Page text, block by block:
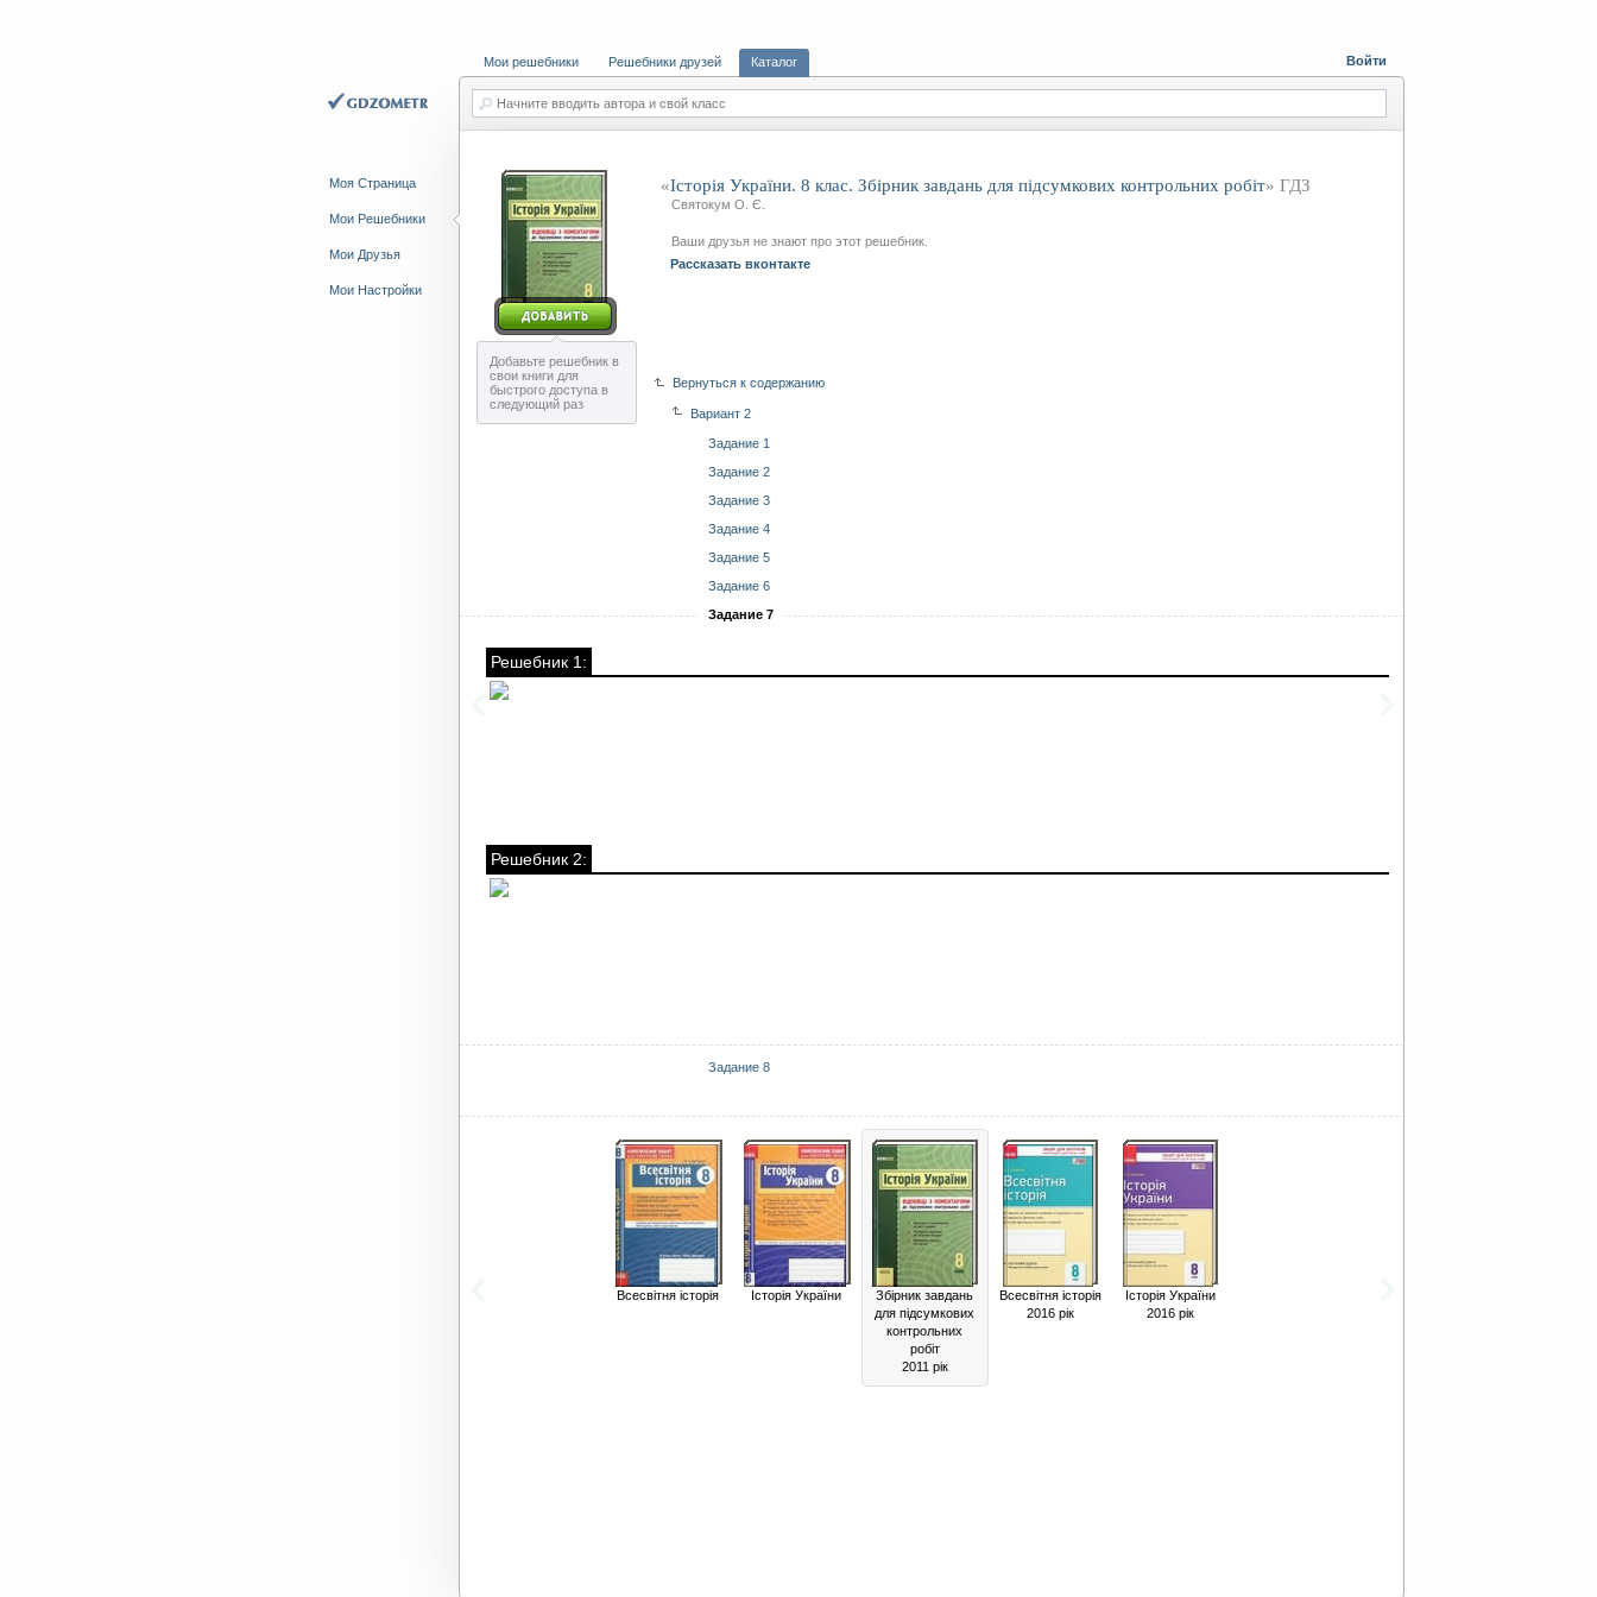
Моя Страница
Мои Решебники
Мои Друзья
Мои Настройки
Мои решебники Решебники друзей Каталог Войти
Начните вводить автора и свой класс
Добавьте решебник в
свои книги для
быстрого доступа в
следующий раз
«Історія України. 8 клас. Збірник завдань для підсумкових контрольних робіт» ГДЗ
Святокум О. Є.
Ваши друзья не знают про этот решебник.
Рассказать вконтакте
Вернуться к содержанию
Вариант 2
Задание 1
Задание 2
Задание 3
Задание 4
Задание 5
Задание 6
Задание 7
Решебник 1:
Решебник 2:
Задание 8
Всесвітня історія Історія України
Збірник завдань
для підсумкових
контрольних
робіт
2011 рік
Всесвітня історія
2016 рік
Історія України
2016 рік